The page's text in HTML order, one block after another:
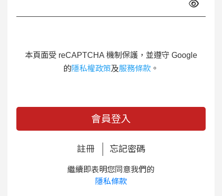
本頁面受 reCAPTCHA 機制保護，並遵守 Google
的隱私權政策及服務條款 。
會員登入
註冊 忘記密碼
繼續即表明您同意我們的
隱私條款